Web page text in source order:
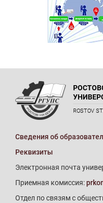
ROSTOV
Сведения об
Реквизиты
Электронная почта
Приемная комиссия:
Отдел по связям с